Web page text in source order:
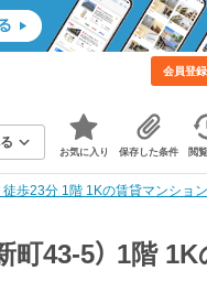
会員登録
お気に入り 保存した条件 閲
歩23分 1階 1Kの賃貸マンショ
43-5） 1階